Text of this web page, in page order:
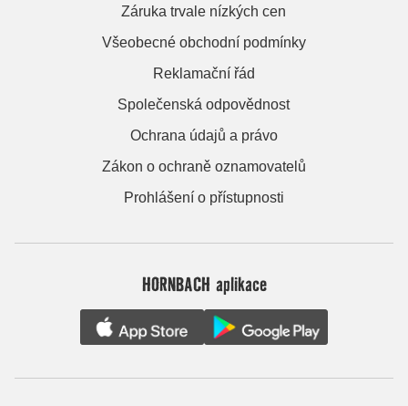
Záruka trvale nízkých cen
Všeobecné obchodní podmínky
Reklamační řád
Společenská odpovědnost
Ochrana údajů a právo
Zákon o ochraně oznamovatelů
Prohlášení o přístupnosti
HORNBACH aplikace